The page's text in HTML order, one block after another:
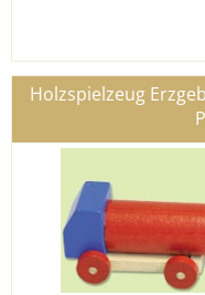
Holzspielzeug